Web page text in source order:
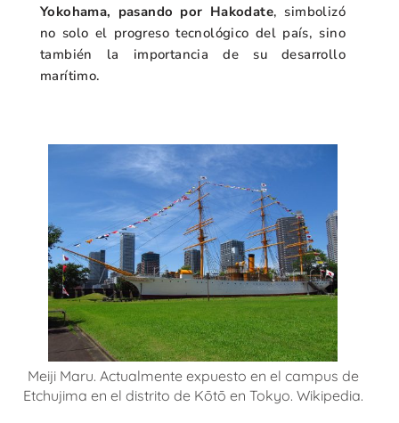
Yokohama, pasando por Hakodate, simbolizó
no solo el progreso tecnológico del país, sino
también la importancia de su desarrollo
marítimo.
Meiji Maru. Actualmente expuesto en el campus de
Etchujima en el distrito de Kōtō en Tokyo. Wikipedia.